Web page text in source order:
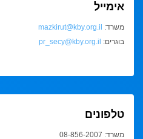
אימייל
משרד: mazkirut@kby.org.il
בוגרים: pr_secy@kby.org.il
טלפונים
משרד: 08-856-2007